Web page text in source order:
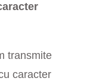
transmite
caracter